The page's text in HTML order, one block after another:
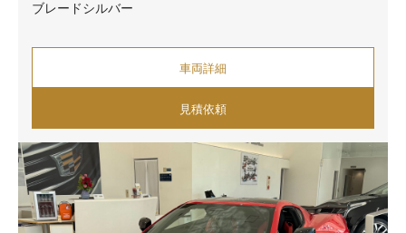
ブレードシルバー
車両詳細
見積依頼